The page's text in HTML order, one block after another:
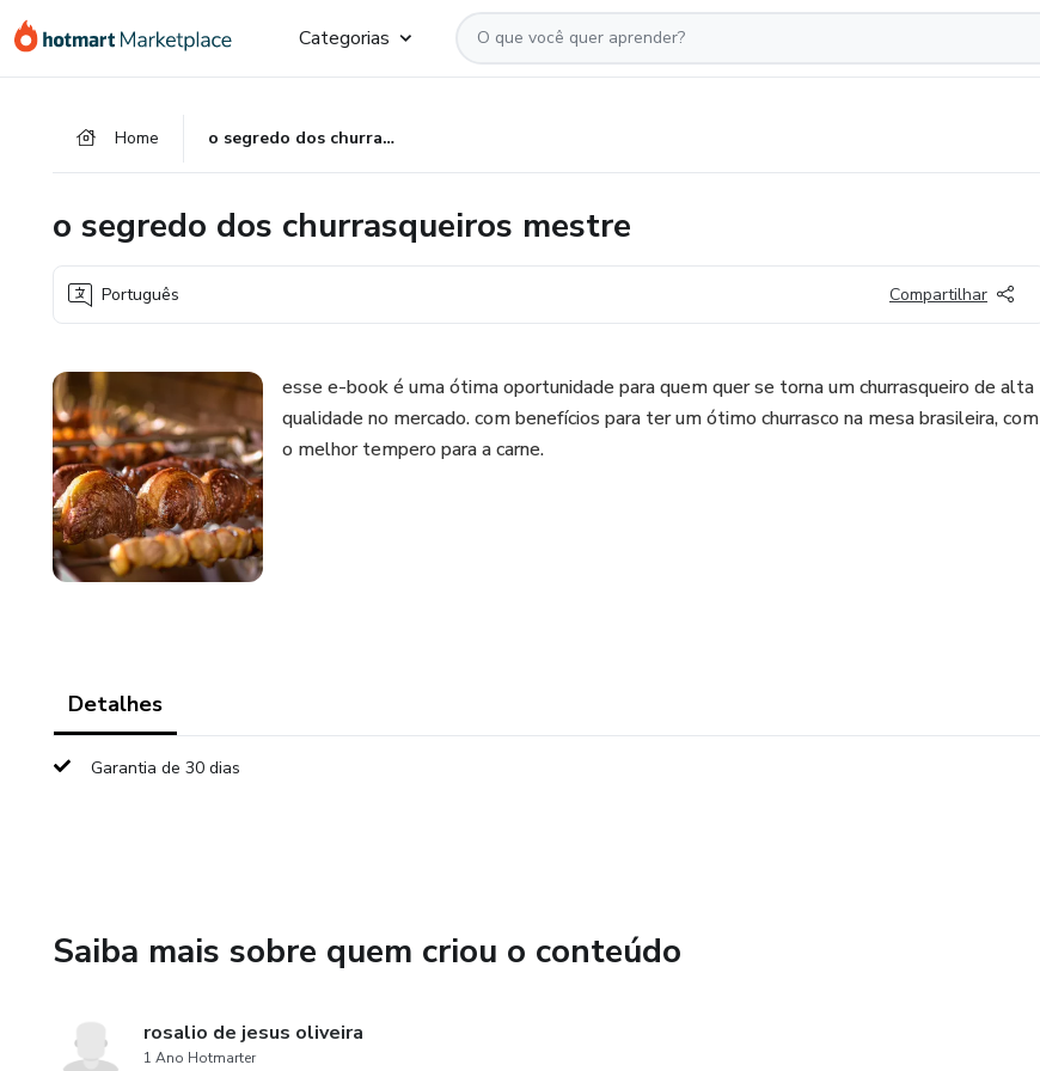
para
para
para
Categorias
Home o segredo dos churrasqueiros mestre
o segredo dos churrasqueiros mestre
Português Compartilhar
esse e-book é uma ótima oportunidade para quem quer se torna um churrasqueiro de alta
qualidade no mercado. com benefícios para ter um ótimo churrasco na mesa brasileira, com
o melhor tempero para a carne.
Detalhes
Garantia de 30 dias
Saiba mais sobre quem criou o conteúdo
rosalio de jesus oliveira
1 Ano Hotmarter